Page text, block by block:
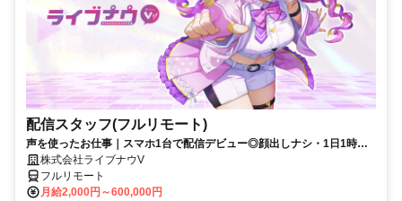
配信スタッフ(フルリモート)
声を使ったお仕事｜スマホ1台で配信デビュー◎顔出しナシ・1日1時間
～OK♪
株式会社ライブナウV
フルリモート
月給2,000円～600,000円